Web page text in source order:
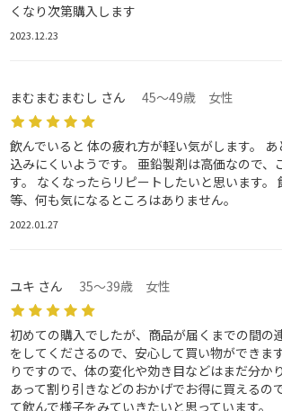
くなり次第購入します
2023.12.23
まむまむまむし さん 45～49歳 女性
飲んでいると 体の疲れ方が軽い気がします。
込みにくいようです。 亜鉛製剤は高価なので、
す。 なくなったらリピートしたいと思います。
等、何も気になるところはありません。
2022.01.27
ユキ さん 35～39歳 女性
初めての購入でしたが、商品が届くまでの間の
をしてくださるので、安心して買い物ができま
りですので、体の変化や効き目などはまだ分か
あって割り引きなどのおかげでお得に買えるの
て飲んで様子をみていきたいと思っています。